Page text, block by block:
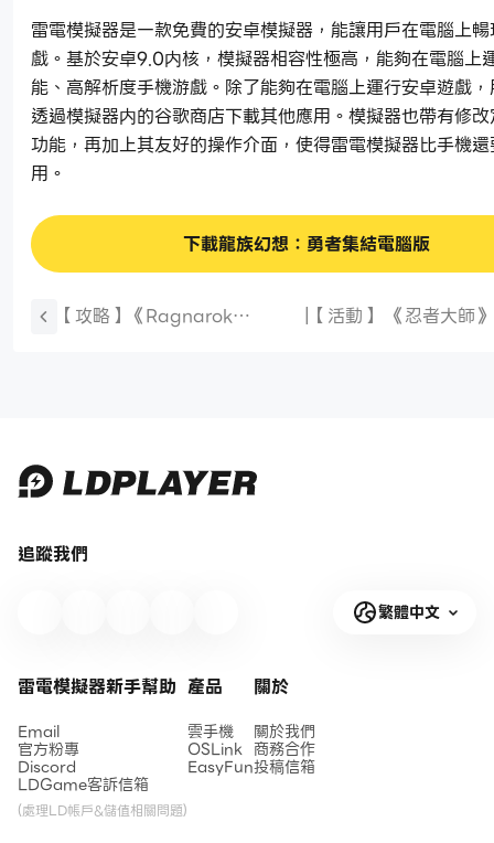
雷電模擬器是一款免費的安卓模擬器，能讓用戶在電腦上
戲。基於安卓9.0内核，模擬器相容性極高，能夠在電腦上
能、高解析度手機游戲。除了能夠在電腦上運行安卓遊戲
透過模擬器内的谷歌商店下載其他應用。模擬器也帶有修
功能，再加上其友好的操作介面，使得雷電模擬器比手機
用。
下載龍族幻想：勇者集結電腦版
【攻略】《Ragnarok
【活動】 《忍者大師
追蹤我們
繁體中文
雷電模擬器新手幫助
Email
官方粉專
Discord
LDGame客訴信箱
(處理LD帳戶&儲值相關問題)
產品
雲手機
OSLink
EasyFun
關於
關於我們
商務合作
投稿信箱